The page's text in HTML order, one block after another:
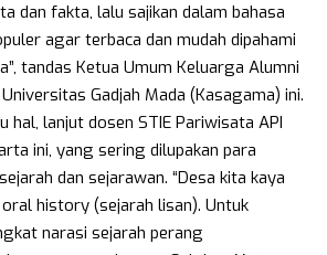
dan fakta, lalu sajikan dalam bahasa
agar terbaca dan mudah dipahami
tandas Ketua Umum Keluarga Alumni
Gadjah Mada (Kasagama) ini.
hal, lanjut dosen STIE Pariwisata API
ini, yang sering dilupakan para
dan sejarawan. “Desa kita kaya
history (sejarah lisan). Untuk
narasi sejarah perang